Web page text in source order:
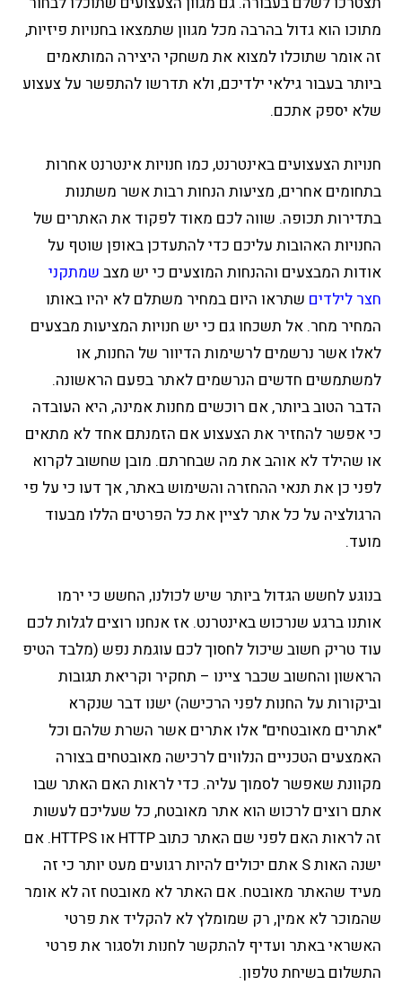
מתוכו הוא גדול בהרבה מכל מגוון שתמצאו בחנויות פיזיות,
זה אומר שתוכלו למצוא את משחקי היצירה המותאמים
ביותר בעבור גילאי ילדיכם, ולא תדרשו להתפשר על צעצוע
שלא יספק אתכם.
חנויות הצעצועים באינטרנט, כמו חנויות אינטרנט אחרות
בתחומים אחרים, מציעות הנחות רבות אשר משתנות
בתדירות תכופה. שווה לכם מאוד לפקוד את האתרים של
החנויות האהובות עליכם כדי להתעדכן באופן שוטף על
אודות המבצעים וההנחות המוצעים כי יש מצב שמתקני
חצר לילדים שתראו היום במחיר משתלם לא יהיו באותו
המחיר מחר. אל תשכחו גם כי יש חנויות המציעות מבצעים
לאלו אשר נרשמים לרשימות הדיוור של החנות, או
למשתמשים חדשים הנרשמים לאתר בפעם הראשונה.
הדבר הטוב ביותר, אם רוכשים מחנות אמינה, היא העובדה
כי אפשר להחזיר את הצעצוע אם הזמנתם אחד לא מתאים
או שהילד לא אוהב את מה שבחרתם. מובן שחשוב לקרוא
לפני כן את תנאי ההחזרה והשימוש באתר, אך דעו כי על פי
הרגולציה על כל אתר לציין את כל הפרטים הללו מבעוד
מועד.
בנוגע לחשש הגדול ביותר שיש לכולנו, החשש כי ירמו
אותנו ברגע שנרכוש באינטרנט. אז אנחנו רוצים לגלות לכם
עוד טריק חשוב שיכול לחסוך לכם עוגמת נפש (מלבד הטיפ
הראשון והחשוב שכבר ציינו – תחקיר וקריאת תגובות
וביקורות על החנות לפני הרכישה) ישנו דבר שנקרא
"אתרים מאובטחים" אלו אתרים אשר השרת שלהם וכל
האמצעים הטכניים הנלווים לרכישה מאובטחים בצורה
מקוונת שאפשר לסמוך עליה. כדי לראות האם האתר שבו
אתם רוצים לרכוש הוא אתר מאובטח, כל שעליכם לעשות
זה לראות האם לפני שם האתר כתוב HTTP או HTTPS. אם
ישנה האות S אתם יכולים להיות רגועים מעט יותר כי זה
מעיד שהאתר מאובטח. אם האתר לא מאובטח זה לא אומר
שהמוכר לא אמין, רק שמומלץ לא להקליד את פרטי
האשראי באתר ועדיף להתקשר לחנות ולסגור את פרטי
התשלום בשיחת טלפון.